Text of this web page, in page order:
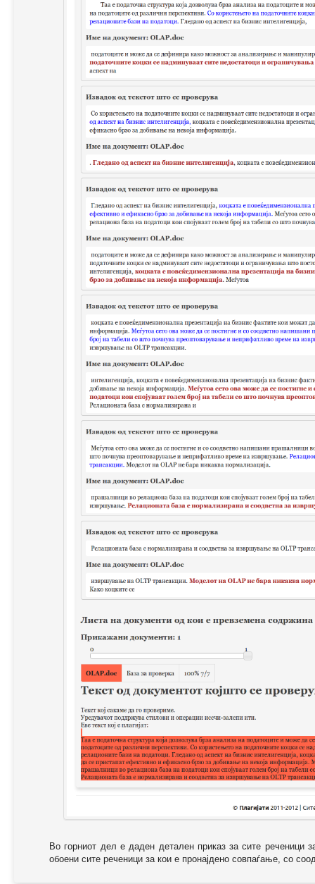
Во горниот дел е даден детален приказ за сите реченици
обоени сите реченици за кои е пронајдено совпаѓање, со